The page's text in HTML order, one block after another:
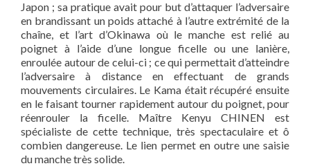
Japon ; sa pratique avait pour but d’attaquer l’adversaire
en brandissant un poids attaché à l’autre extrémité de la
chaîne, et l’art d’Okinawa où le manche est relié au
poignet à l’aide d’une longue ficelle ou une lanière,
enroulée autour de celui-ci ; ce qui permettait d’atteindre
l’adversaire à distance en effectuant de grands
mouvements circulaires. Le Kama était récupéré ensuite
en le faisant tourner rapidement autour du poignet, pour
réenrouler la ficelle. Maître Kenyu CHINEN est
spécialiste de cette technique, très spectaculaire et ô
combien dangereuse. Le lien permet en outre une saisie
du manche très solide.